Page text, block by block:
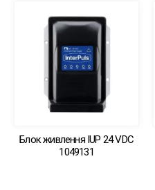
Блок живлення IUP 24 VDC
1049131